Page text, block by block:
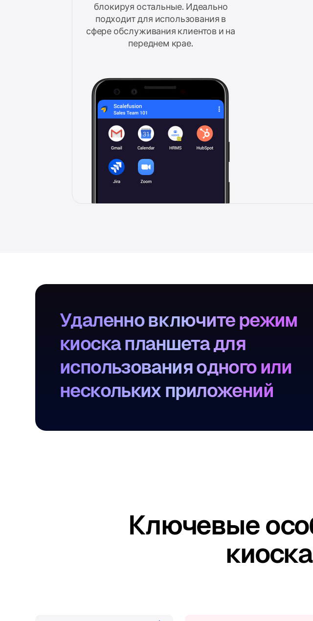
блокируя остальные. Идеально
подходит для использования в
сфере обслуживания клиентов и на
переднем крае.
Удаленно включите режим
киоска планшета для
использования одного или
нескольких приложений
Ключевые